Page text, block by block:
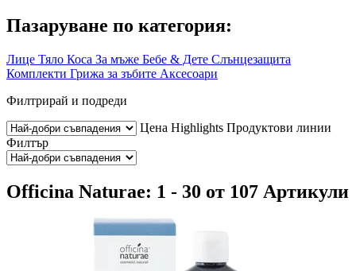
Пазаруване по категория:
Лице Тяло Коса За мъже Бебе & Дете Слънцезащита
Комплекти Грижа за зъбите Аксесоари
Филтрирай и подреди
Цена Highlights Продуктови линии
Филтър
Officina Naturae: 1 - 30 от 107 Артикули